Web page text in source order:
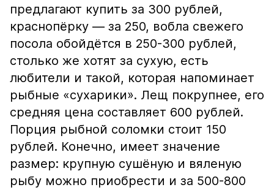
предлагают купить за 300 рублей,
краснопёрку — за 250, вобла свежего
посола обойдётся в 250-300 рублей,
столько же хотят за сухую, есть
любители и такой, которая напоминает
рыбные «сухарики». Лещ покрупнее, его
средняя цена составляет 600 рублей.
Порция рыбной соломки стоит 150
рублей. Конечно, имеет значение
размер: крупную сушёную и вяленую
рыбу можно приобрести и за 500-800